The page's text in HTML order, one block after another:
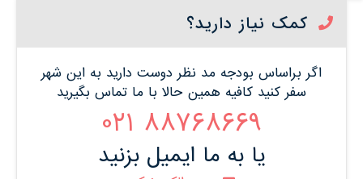
کمک نیاز دارید؟
اگر براساس بودجه مد نظر دوست دارید به این شهر
سفر کنید کافیه همین حالا با ما تماس بگیرید
88768669 021
یا به ما ایمیل بزنید